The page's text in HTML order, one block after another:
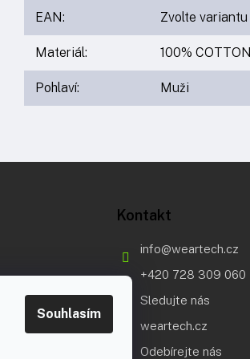
Souhlasím
EAN: Zvolte variantu
Materiál: 100% COTTON
Pohlaví: Muži
Kontakt
info@weartech.cz
+420 728 309 060
Sledujte nás
weartech.cz
Odebírejte nás